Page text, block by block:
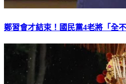
鄭習會才結束！國民黨4老將「全